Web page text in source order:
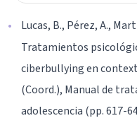
Lucas, B., Pérez, A.,
Tratamientos
ciberbullying en
(Coord.), Manual de
adolescencia (pp. 617-